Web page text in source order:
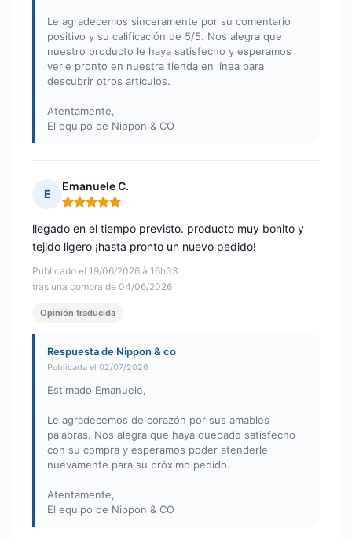
Le agradecemos sinceramente por su comentario
positivo y su calificación de 5/5. Nos alegra que
nuestro producto le haya satisfecho y esperamos
verle pronto en nuestra tienda en línea para
descubrir otros artículos.
Atentamente,
El equipo de Nippon & CO
E
Emanuele C.
Nota: 5 de 5
Publicado el 19/06/2026 à 16h03
tras una compra de 04/06/2026
llegado en el tiempo previsto. producto muy bonito y
tejido ligero ¡hasta pronto un nuevo pedido!
Opinión traducida
Respuesta de Nippon & co
Publicada el 02/07/2026
Estimado Emanuele,
Le agradecemos de corazón por sus amables
palabras. Nos alegra que haya quedado satisfecho
con su compra y esperamos poder atenderle
nuevamente para su próximo pedido.
Atentamente,
El equipo de Nippon & CO